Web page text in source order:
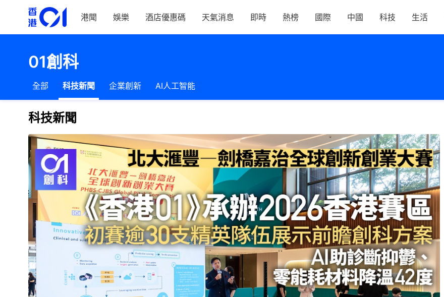
港聞 娛樂 酒店優惠碼 天氣消息 即時 熱榜 國際 中國 科技 生活
01創科
全部 科技新聞 企業創新 AI人工智能
科技新聞